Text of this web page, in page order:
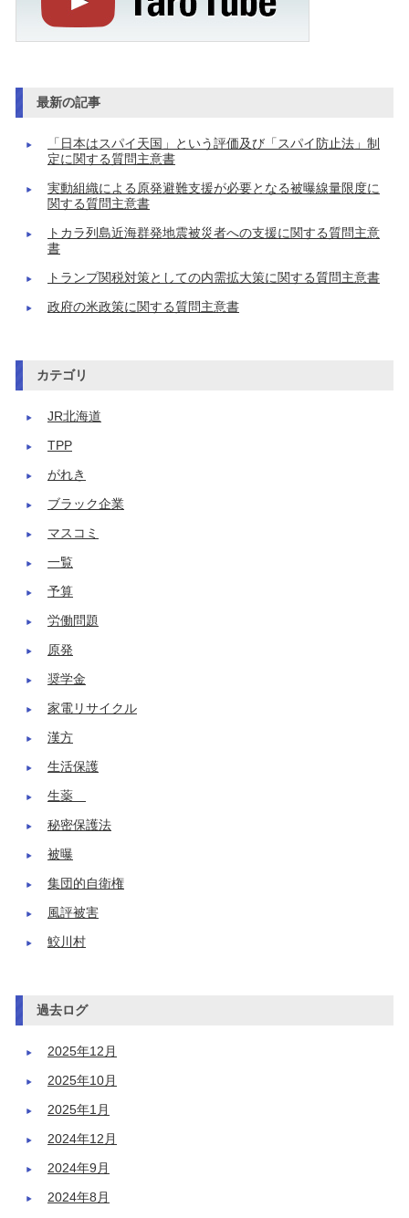
最新の記事
「日本はスパイ天国」という評価及び「スパイ防止法」制
定に関する質問主意書
実動組織による原発避難支援が必要となる被曝線量限度に
関する質問主意書
トカラ列島近海群発地震被災者への支援に関する質問主意
書
トランプ関税対策としての内需拡大策に関する質問主意書
政府の米政策に関する質問主意書
カテゴリ
JR北海道
TPP
がれき
ブラック企業
マスコミ
一覧
予算
労働問題
原発
奨学金
家電リサイクル
漢方
生活保護
生薬
秘密保護法
被曝
集団的自衛権
風評被害
鮫川村
過去ログ
2025年12月
2025年10月
2025年1月
2024年12月
2024年9月
2024年8月